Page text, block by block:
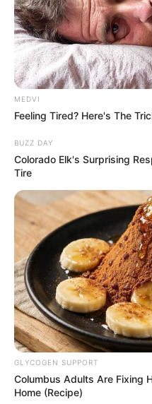
MEDVI
Feeling Tired? Here's The
BUZZ DAY
Colorado Elk's Surprising
Tire
GLYCOGEN SUPPORT
Columbus Adults Are Fixing
Home (Recipe)